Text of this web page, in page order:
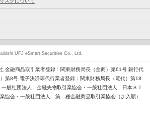
金融商品取引業者登録：関東財務局長（金商）第61号 銀行代
第8号 電子決済等代行業者登録：関東財務局長（電代）第18
一般社団法人 金融先物取引業協会・一般社団法人 日本ＳＴ
協会・一般社団法人 第二種金融商品取引業協会（加入順）
UFJ eSmart Securities Co., Ltd.